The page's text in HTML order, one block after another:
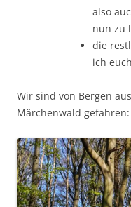
also
nun zu
die
ich
Wir sind von Bergen
Märchenwald gefahren: